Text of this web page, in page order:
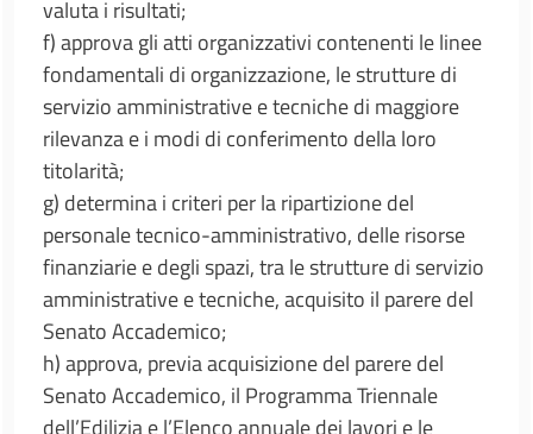
valuta i risultati;
f) approva gli atti organizzativi contenenti le linee
fondamentali di organizzazione, le strutture di
servizio amministrative e tecniche di maggiore
rilevanza e i modi di conferimento della loro
titolarità;
g) determina i criteri per la ripartizione del
personale tecnico-amministrativo, delle risorse
finanziarie e degli spazi, tra le strutture di servizio
amministrative e tecniche, acquisito il parere del
Senato Accademico;
h) approva, previa acquisizione del parere del
Senato Accademico, il Programma Triennale
dell’Edilizia e l’Elenco annuale dei lavori e le